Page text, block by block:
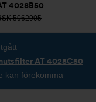
4028B50
5062905
AT 4028C50
kan förekomma